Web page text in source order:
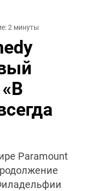
2 минуты
Paramount